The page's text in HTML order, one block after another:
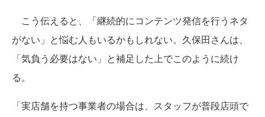
こう伝えると、「継続的にコンテンツ発信を行うネタ
がない」と悩む人もいるかもしれない。久保田さんは、
「気負う必要はない」と補足した上でこのように続け
る。
「実店舗を持つ事業者の場合は、スタッフが普段店頭で